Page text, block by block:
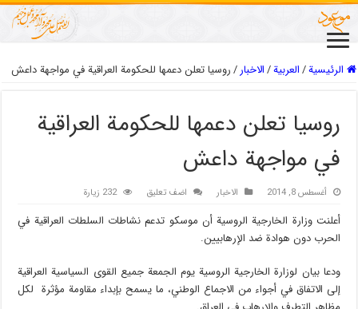
الرئيسية/العربیة/الاخبار/روسيا تعلن دعمها للحكومة العراقية في مواجهة داعش
روسيا تعلن دعمها للحكومة العراقية
في مواجهة داعش
أغسطس 8, 2014 الاخبار اضف تعليق 232 زيارة
أعلنت وزارة الخارجية الروسية أن موسكو تدعم نشاطات السلطات العراقية في
الحرب دون هوادة ضد الإرهابيين.
ودعا بيان لوزارة الخارجية الروسية يوم الجمعة جميع القوى السياسية العراقية
إلى الاتفاق في أجواء من الاجماع الوطني، ما يسمح بإبداء مقاومة مؤثرة لكل